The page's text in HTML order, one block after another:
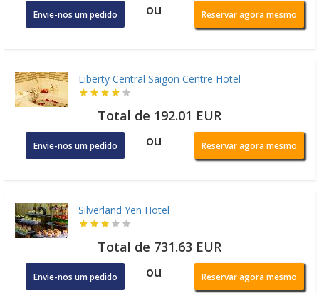
Envie-nos um pedido ou Reservar agora mesmo
Liberty Central Saigon Centre Hotel
Total de 192.01 EUR
Envie-nos um pedido ou Reservar agora mesmo
Silverland Yen Hotel
Total de 731.63 EUR
Envie-nos um pedido ou Reservar agora mesmo